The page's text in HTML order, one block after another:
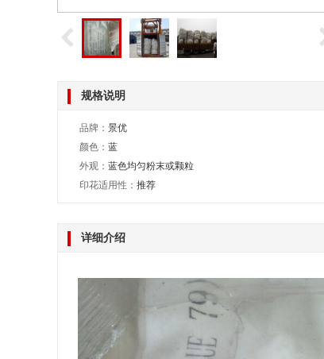
规格说明
品牌： 景优
颜色： 蓝
外观： 蓝色均匀粉末或颗粒
印花适用性： 推荐
详细介绍